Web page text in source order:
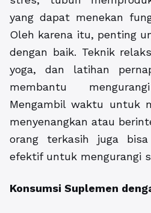
yang dapat menekan
Oleh karena itu, penting
dengan baik. Teknik
yoga, dan latihan
membantu
Mengambil waktu untuk
menyenangkan atau
orang terkasih juga
efektif untuk mengurangi
Konsumsi Suplemen